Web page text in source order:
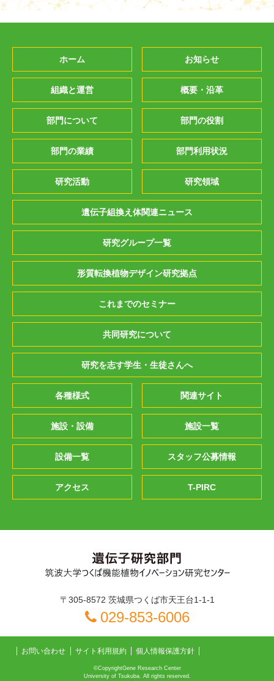
ホーム お知らせ
組織と運営 概要・沿革
部門について 部門の役割
部門の業績 部門利用状況
研究活動 研究領域
遺伝子組換え体関連ニュース
研究グループ一覧
形質転換植物デザイン研究拠点
これまでのセミナー
共同研究について
研究を志す学生・生徒さんへ
各種様式 関連サイト
施設・設備 施設一覧
設備一覧 スタッフ公募情報
アクセス T-PIRC
〒305-8572 茨城県つくば市天王台1-1-1
029-853-6006
お問い合わせ サイト利用規約 個人情報保護方針
©CopyrightGene Research Center
University of Tsukuba. All rights reserved.